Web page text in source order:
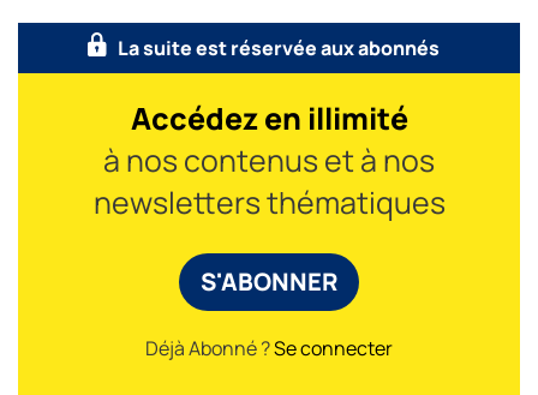
La suite est réservée aux abonnés
Accédez en illimité
à nos contenus et à nos
newsletters thématiques
S'ABONNER
Déjà Abonné ?Se connecter